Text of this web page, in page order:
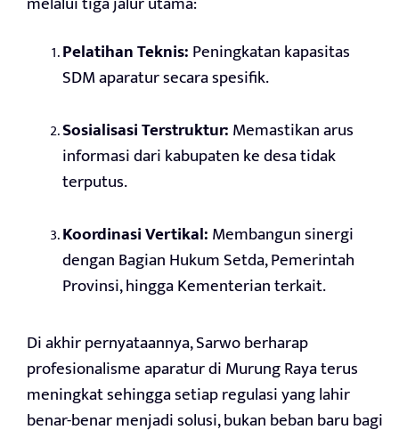
Pelatihan Teknis:Peningkatan kapasitas
SDM aparatur secara spesifik.
Sosialisasi Terstruktur:Memastikan arus
informasi dari kabupaten ke desa tidak
terputus.
Koordinasi Vertikal:Membangun sinergi
dengan Bagian Hukum Setda, Pemerintah
Provinsi, hingga Kementerian terkait.
Di akhir pernyataannya, Sarwo berharap
profesionalisme aparatur di Murung Raya terus
meningkat sehingga setiap regulasi yang lahir
benar-benar menjadi solusi, bukan beban baru bagi